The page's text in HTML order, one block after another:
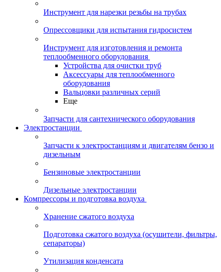
Инструмент для нарезки резьбы на трубах
Опрессовщики для испытания гидросистем
Инструмент для изготовления и ремонта
теплообменного оборудования
Устройства для очистки труб
Аксессуары для теплообменного
оборудования
Вальцовки различных серий
Еще
Запчасти для сантехнического оборудования
Электростанции
Запчасти к электростанциям и двигателям бензо и
дизельным
Бензиновые электростанции
Дизельные электростанции
Компрессоры и подготовка воздуха
Хранение сжатого воздуха
Подготовка сжатого воздуха (осушители, фильтры,
сепараторы)
Утилизация конденсата